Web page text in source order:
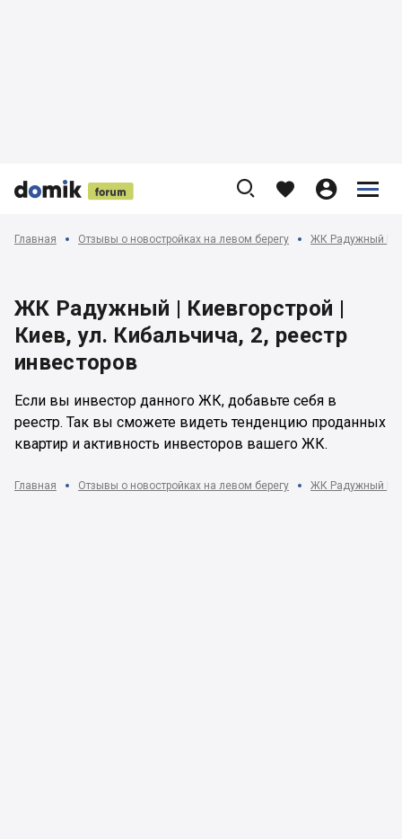


 
    


Главная Отзывы о новостройках на левом берегу ЖК Радужный |
ЖК Радужный | Киевгорстрой |
Киев, ул. Кибальчича, 2, реестр
инвесторов
Если вы инвестор данного ЖК, добавьте себя в
реестр. Так вы сможете видеть тенденцию проданных
квартир и активность инвесторов вашего ЖК.
Главная Отзывы о новостройках на левом берегу ЖК Радужный |